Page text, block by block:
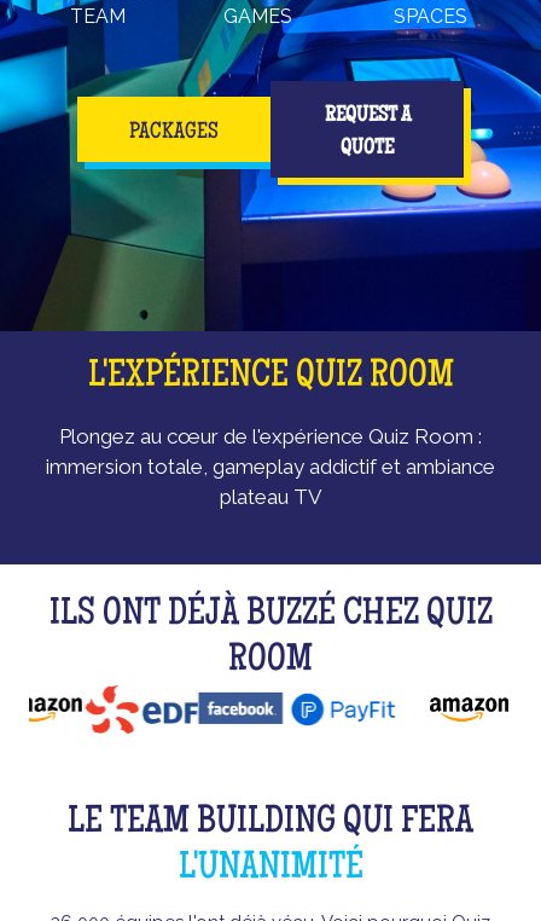
TEAM
GAMES
SPACES
PACKAGES
REQUEST A
QUOTE
L'EXPÉRIENCE QUIZ ROOM
Plongez au cœur de l'expérience Quiz Room :
immersion totale, gameplay addictif et ambiance
plateau TV
ILS ONT DÉJÀ BUZZÉ CHEZ QUIZ
ROOM
LE TEAM BUILDING QUI FERA
L'UNANIMITÉ